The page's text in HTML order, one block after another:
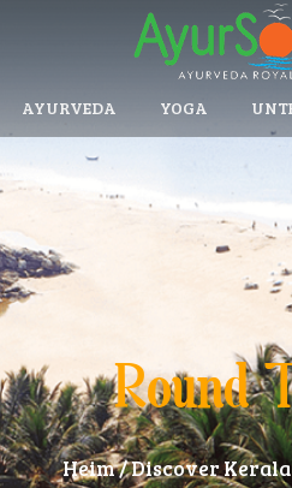
AYURVEDA YOGA
Round
Heim/Discover Kerala